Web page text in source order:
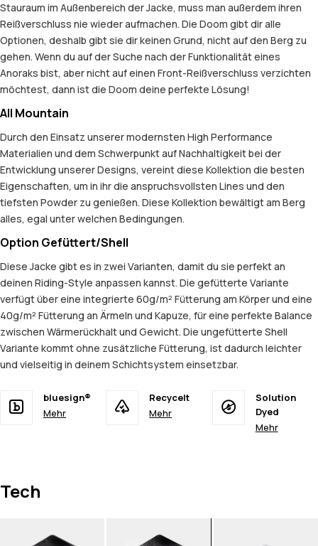
Stauraum im Außenbereich der Jacke, muss man außerdem ihren
Reißverschluss nie wieder aufmachen. Die Doom gibt dir alle
Optionen, deshalb gibt sie dir keinen Grund, nicht auf den Berg zu
gehen. Wenn du auf der Suche nach der Funktionalität eines
Anoraks bist, aber nicht auf einen Front-Reißverschluss verzichten
möchtest, dann ist die Doom deine perfekte Lösung!
All Mountain
Durch den Einsatz unserer modernsten High Performance
Materialien und dem Schwerpunkt auf Nachhaltigkeit bei der
Entwicklung unserer Designs, vereint diese Kollektion die besten
Eigenschaften, um in ihr die anspruchsvollsten Lines und den
tiefsten Powder zu genießen. Diese Kollektion bewältigt am Berg
alles, egal unter welchen Bedingungen.
Option Gefüttert/Shell
Diese Jacke gibt es in zwei Varianten, damit du sie perfekt an
deinen Riding-Style anpassen kannst. Die gefütterte Variante
verfügt über eine integrierte 60g/m² Fütterung am Körper und eine
40g/m² Fütterung an Ärmeln und Kapuze, für eine perfekte Balance
zwischen Wärmerückhalt und Gewicht. Die ungefütterte Shell
Variante kommt ohne zusätzliche Fütterung, ist dadurch leichter
und vielseitig in deinem Schichtsystem einsetzbar.
bluesign®
Mehr
Recycelt
Mehr
Solution
Dyed
Mehr
Tech